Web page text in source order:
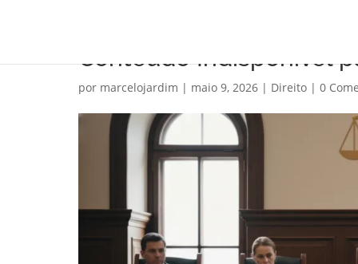
Conteúdo Indisponível
por marcelojardim | maio 9, 2026 | Direito | 0